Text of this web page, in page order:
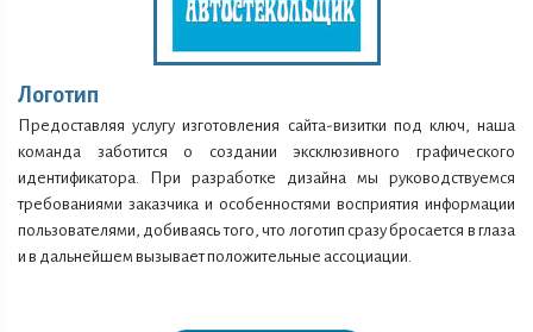
Логотип
Предоставляя услугу изготовления сайта-визитки под ключ, наша
команда заботится о создании эксклюзивного графического
идентификатора. При разработке дизайна мы руководствуемся
требованиями заказчика и особенностями восприятия информации
пользователями, добиваясь того, что логотип сразу бросается в глаза
и в дальнейшем вызывает положительные ассоциации.